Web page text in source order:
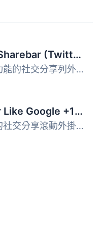
Scrolling Social Sharebar (Twitter Like Google +1 Linkedin and Stumbleupon)
這是一個具備滾動功能的社交分享列外掛，內建 7 個社交媒體按...
Scrolling Twitter Like Google +1 Linkedin and Stumbleupon
這是一款非常簡單的社交分享滾動外掛，僅有6個社交圖示。由於...